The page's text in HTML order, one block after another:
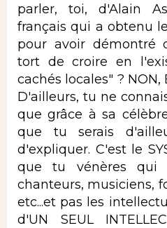
parler, toi, d'Alain
français qui a obtenu
pour avoir démontré
tort de croire en
cachés locales" ? NON,
D'ailleurs, tu ne
que grâce à sa
que tu serais
d'expliquer. C'est le
que tu vénères
chanteurs, musiciens,
etc...et pas les
d'UN SEUL